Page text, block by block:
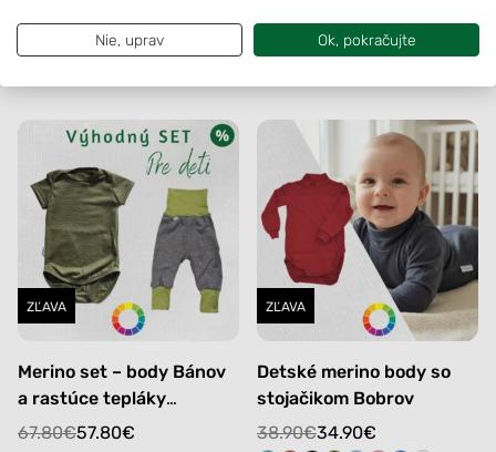
was:
59.70 €
is:
Original
was:
29.90€.
14.90€
Current
is:
14.90€.
ZĽAVA
Merino set – body Bánov
a rastúce tepláky
Podhájska
67.80€
Original57.80€
Current
ZĽAVA
Detské merino body so
stojačikom Bobrov
38.90€
Original34.90€
Current
Nie, uprav Ok, pokračujte